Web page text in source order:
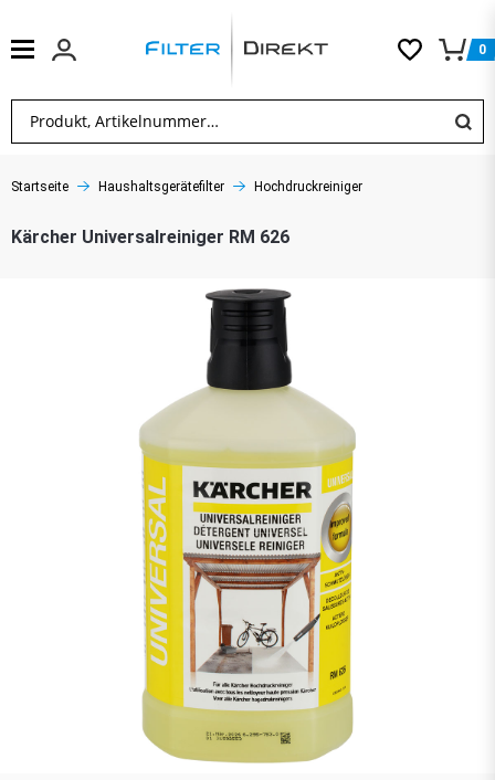
0
Startseite Haushaltsgerätefilter Hochdruckreiniger
Kärcher Universalreiniger RM 626